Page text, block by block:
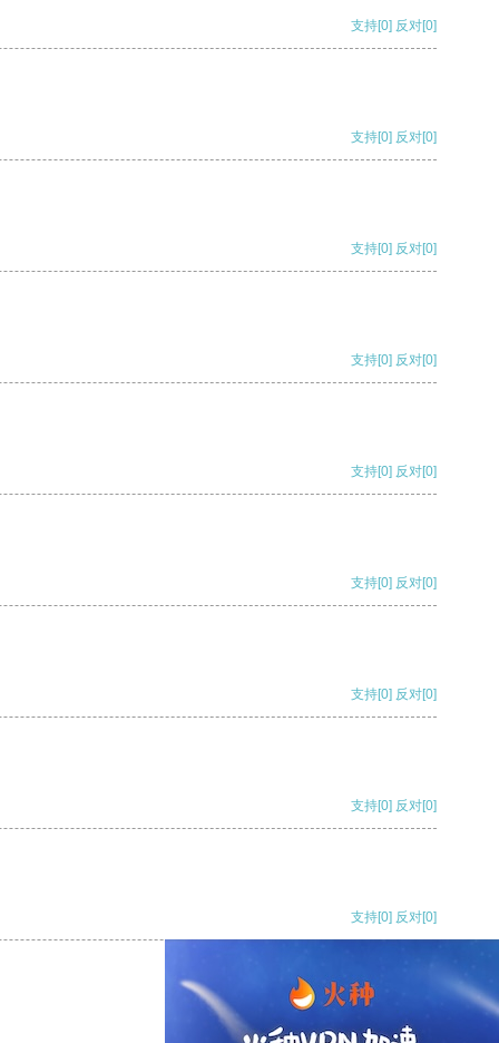
支持[0] 反对[0]
支持[0] 反对[0]
支持[0] 反对[0]
支持[0] 反对[0]
支持[0] 反对[0]
支持[0] 反对[0]
支持[0] 反对[0]
支持[0] 反对[0]
支持[0] 反对[0]
支持 反对